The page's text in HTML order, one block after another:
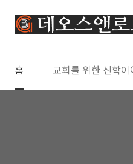
홈 교회를 위한 신학이